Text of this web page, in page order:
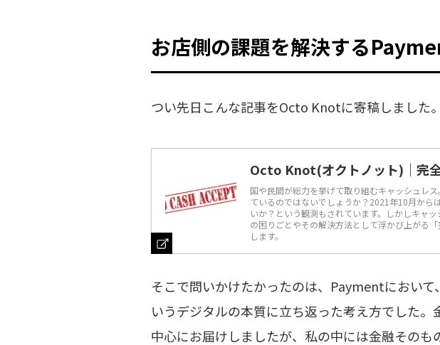
お店側の課題を解決する
つい先日こんな記事をOcto Knotに寄稿しました。
Octo Knot(オクトノット)｜完
国や民間が総力を挙げて取り組むキャッシュレ
ているのではないでしょうか？2021年10月から
いか？という観測もされています。しかしキャ
の困りごとやその解決方法として浮かび上がる
します。
そこで問いかけたかったのは、Paymentにおい
いうデジタルの本質に立ち返った考え方でした
中心にお届けしましたが、私の中には金融その